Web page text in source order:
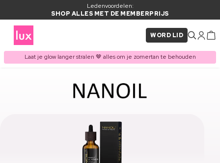
Ledenvoordelen:
SHOP ALLES MET DE MEMBERPRIJS
WORD LID
Laat je glow langer stralen 🤎 alles om je zomertan te behouden